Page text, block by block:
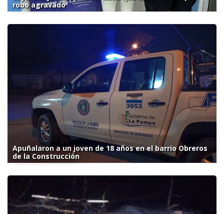
robo agravado
Apuñalaron a un joven de 18 años en el barrio Obreros
de la Construcción